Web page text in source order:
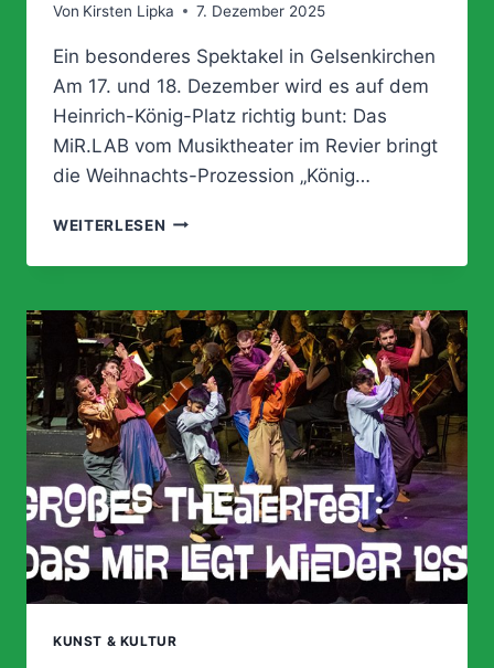
Von Kirsten Lipka 7. Dezember 2025
Ein besonderes Spektakel in Gelsenkirchen
Am 17. und 18. Dezember wird es auf dem
Heinrich-König-Platz richtig bunt: Das
MiR.LAB vom Musiktheater im Revier bringt
die Weihnachts-Prozession „König…
WEITERLESEN KÖNIG
AUF
WEIHNACHTSMARKT
KUNST & KULTUR